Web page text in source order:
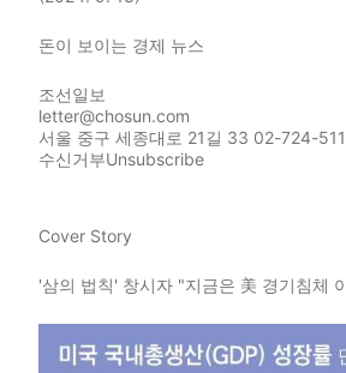
돈이 보이는 경제 뉴스
조선일보
letter@chosun.com
서울 중구 세종대로 21길 33 02-724-
수신거부Unsubscribe
Cover Story
'삼의 법칙' 창시자 "지금은 美 경기침체